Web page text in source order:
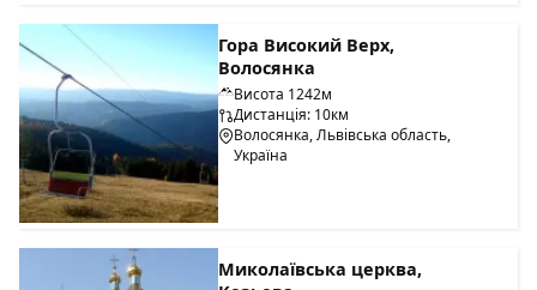
Гора Високий Верх,
Волосянка
Висота 1242м
Дистанція: 10км
Волосянка, Львівська область,
Україна
Миколаївська церква,